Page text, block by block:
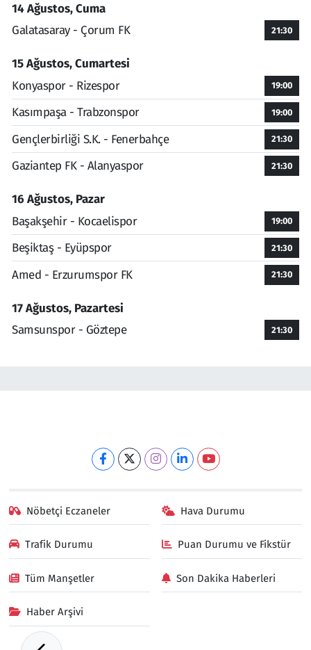
14 Ağustos, Cuma
Galatasaray - Çorum FK
21:30
15 Ağustos, Cumartesi
Konyaspor - Rizespor
19:00
Kasımpaşa - Trabzonspor 19:00
Gençlerbirliği S.K. - Fenerbahçe 21:30
Gaziantep FK - Alanyaspor 21:30
16 Ağustos, Pazar
Başakşehir - Kocaelispor
19:00
Beşiktaş - Eyüpspor 21:30
Amed - Erzurumspor FK 21:30
17 Ağustos, Pazartesi
Samsunspor - Göztepe
21:30
Nöbetçi Eczaneler Hava Durumu
Trafik Durumu Puan Durumu ve Fikstür
Tüm Manşetler Son Dakika Haberleri
Haber Arşivi